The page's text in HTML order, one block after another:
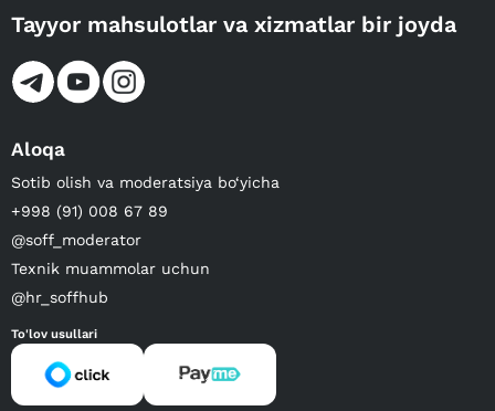
Tayyor mahsulotlar va xizmatlar bir joyda
Aloqa
Sotib olish va moderatsiya bo‘yicha
+998 (91) 008 67 89
@soff_moderator
Texnik muammolar uchun
@hr_soffhub
To'lov usullari